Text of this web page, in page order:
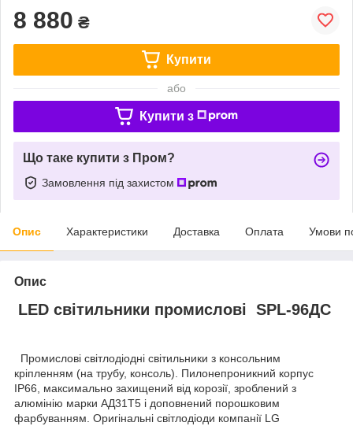
8 880 ₴
Купити
або
Купити з
Що таке купити з Пром?
Замовлення під захистом
Опис Характеристики Доставка Оплата Умови
Опис
LED світильники промислові SPL-96ДС
Промислові світлодіодні світильники з консольним
кріпленням (на трубу, консоль). Пилонепроникний корпус
IP66, максимально захищений від корозії, зроблений з
алюмінію марки АД31Т5 і доповнений порошковим
фарбуванням. Оригінальні світлодіоди компанії LG